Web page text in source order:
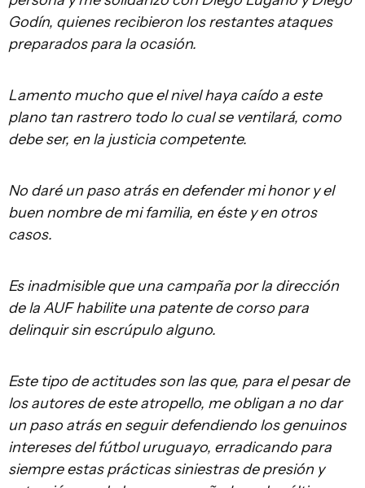
Godín, quienes recibieron los restantes ataques
preparados para la ocasión.
Lamento mucho que el nivel haya caído a este
plano tan rastrero todo lo cual se ventilará, como
debe ser, en la justicia competente.
No daré un paso atrás en defender mi honor y el
buen nombre de mi familia, en éste y en otros
casos.
Es inadmisible que una campaña por la dirección
de la AUF habilite una patente de corso para
delinquir sin escrúpulo alguno.
Este tipo de actitudes son las que, para el pesar de
los autores de este atropello, me obligan a no dar
un paso atrás en seguir defendiendo los genuinos
intereses del fútbol uruguayo, erradicando para
siempre estas prácticas siniestras de presión y